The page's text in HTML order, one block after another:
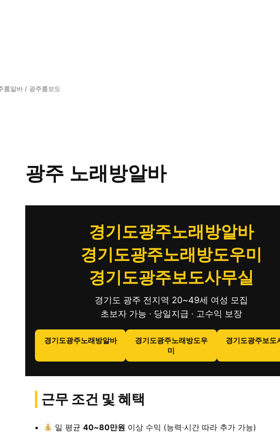
룸알바 / 광주룸보도
광주 노래방알바
경기도광주노래방알바
경기도광주노래방도우미
경기도광주보도사무실
경기도 광주 전지역 20~49세 여성 모집
초보자 가능 · 당일지급 · 고수익 보장
경기도광주노래방알바
경기도광주노래방도우
미
경기도광주보도
근무 조건 및 혜택
일 평균40~80만원 이상 수익 (능력·시간 따라 추가 가능)